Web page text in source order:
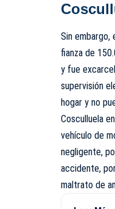
Sin
fianza de
y fue
supervisión
hogar y no
Cosculluela
vehículo de
negligente,
accidente,
maltrato de